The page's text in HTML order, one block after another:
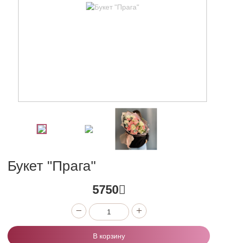
Букет "Прага"
5750
В корзину